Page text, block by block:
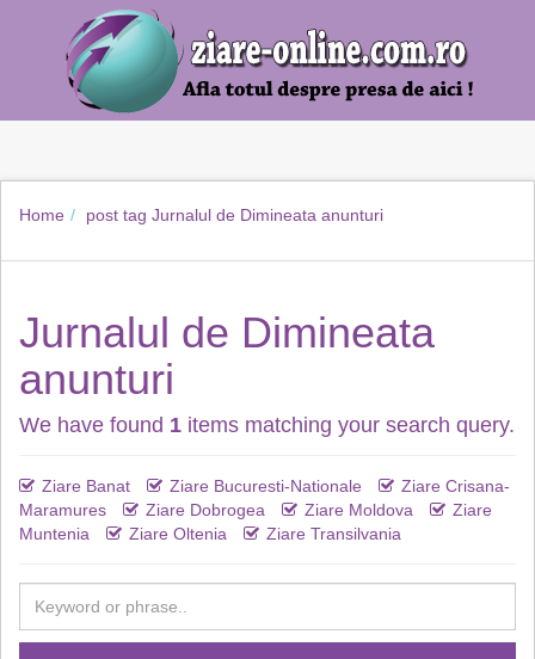
Home post tag Jurnalul de Dimineata anunturi
Jurnalul de Dimineata
anunturi
We have found 1 items matching your search query.
Ziare Banat Ziare Bucuresti-Nationale
Ziare Crisana-
Maramures
Ziare Dobrogea Ziare Moldova
Ziare
Muntenia
Ziare Oltenia Ziare Transilvania